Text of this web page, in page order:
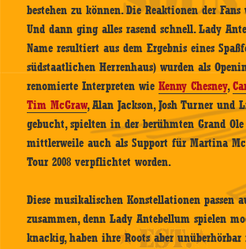
bestehen zu können. Die Reaktionen der Fans
Und dann ging alles rasend schnell. Lady
Name resultiert aus dem Ergebnis eines
südstaatlichen Herrenhaus) wurden als
renomierte Interpreten wieKenny Chesney,
Tim McGraw, Alan Jackson, Josh Turner und
gebucht, spielten in der berühmten Grand
mittlerweile auch als Support für Martina
Tour 2008 verpflichtet worden.
Diese musikalischen Konstellationen passen
zusammen, denn Lady Antebellum spielen
knackig, haben ihre Roots aber